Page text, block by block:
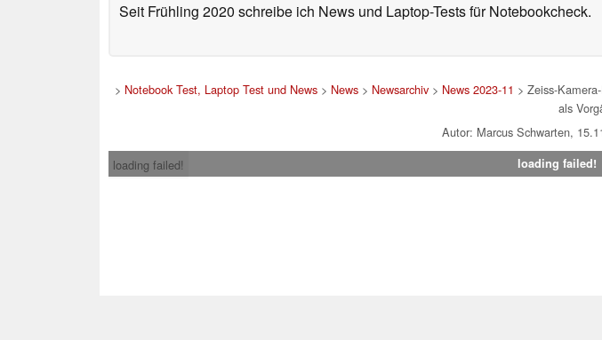
Seit Frühling 2020 schreibe ich News und Laptop-Tests für Notebookcheck.
> Notebook Test, Laptop Test und News > News > Newsarchiv > News 2023-11 > Zeiss-
als
Autor: Marcus Schwarten,
loading failed!
loading failed!